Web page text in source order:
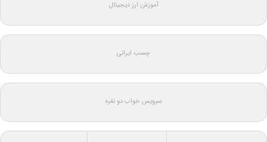
آموزش ارز دیجیتال
چسب ایرانی
سرویس خواب دو نفره